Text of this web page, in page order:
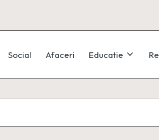
Social Afaceri Educatie